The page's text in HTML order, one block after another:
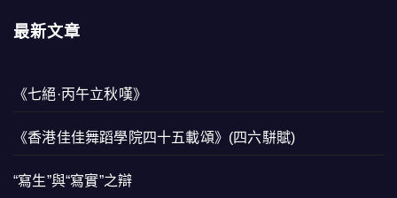
最新文章
《七絕·丙午立秋嘆》
《香港佳佳舞蹈學院四十五載頌》(四六駢賦)
“寫生”與“寫實”之辯